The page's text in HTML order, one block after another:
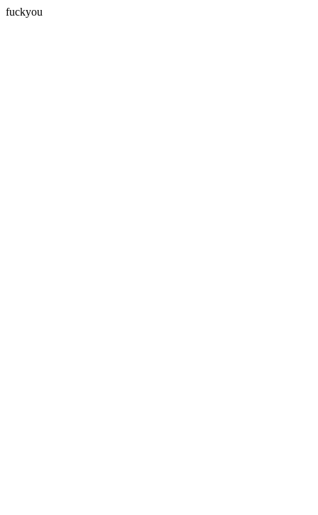
fuckyou